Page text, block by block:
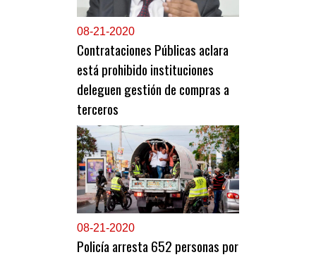
08-21-2020
Contrataciones Públicas aclara
está prohibido instituciones
deleguen gestión de compras a
terceros
08-21-2020
Policía arresta 652 personas por